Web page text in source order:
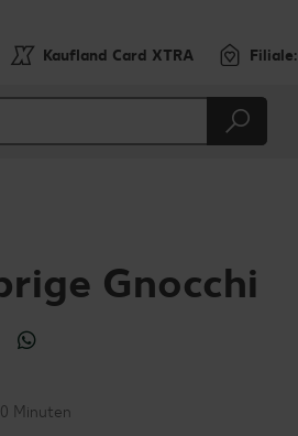
Kaufland Card XTRA Filiale:
Gnocchi
teilen
Facebook teilen
per Pinterest teilen
Minuten